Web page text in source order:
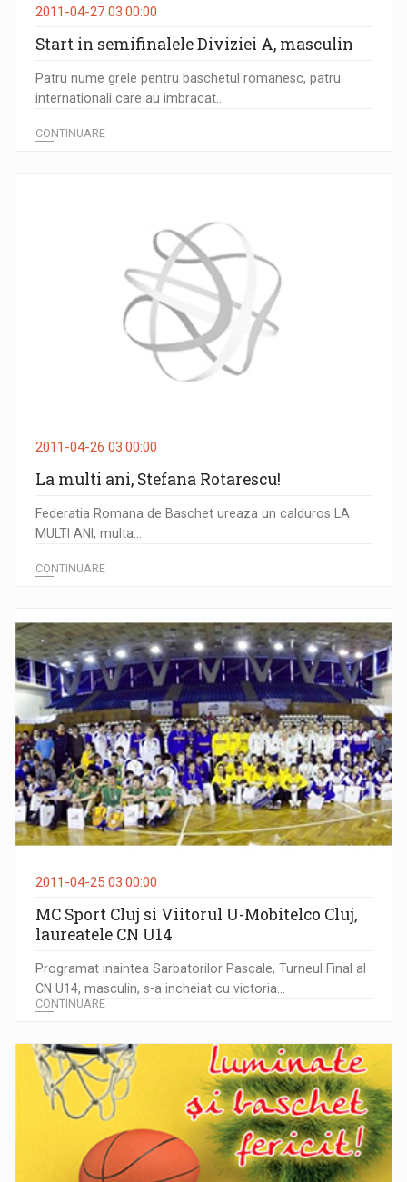
2011-04-27 03:00:00
Start in semifinalele Diviziei A, masculin
Patru nume grele pentru baschetul romanesc, patru
internationali care au imbracat...
CONTINUARE
2011-04-26 03:00:00
La multi ani, Stefana Rotarescu!
Federatia Romana de Baschet ureaza un calduros LA
MULTI ANI, multa...
CONTINUARE
2011-04-25 03:00:00
MC Sport Cluj si Viitorul U-Mobitelco Cluj,
laureatele CN U14
Programat inaintea Sarbatorilor Pascale, Turneul Final al
CN U14, masculin, s-a incheiat cu victoria...
CONTINUARE